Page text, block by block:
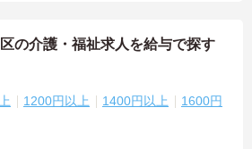
の介護・福祉求人を給与で探す
1200円以上 1400円以上
1600円